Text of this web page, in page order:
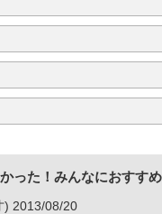
った！みんなにおすすめ
) 2013/08/20